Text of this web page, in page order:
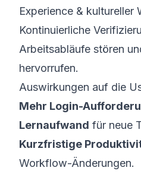
Experience & kultureller
Kontinuierliche
Arbeitsabläufe stören
hervorrufen.
Auswirkungen auf die
Mehr Login-
Lernaufwand für neue
Kurzfristige
Workflow-Änderungen.